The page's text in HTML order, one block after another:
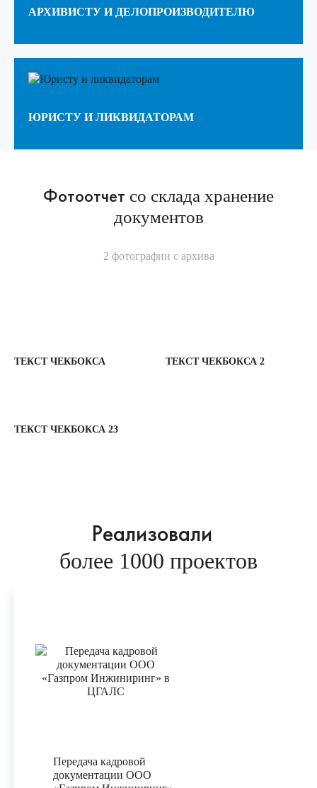
АРХИВИСТУ И ДЕЛОПРОИЗВОДИТЕЛЮ
ЮРИСТУ И ЛИКВИДАТОРАМ
Фотоотчет со склада хранение
документов
2 фотографии с архива
ТЕКСТ ЧЕКБОКСА ТЕКСТ ЧЕКБОКСА 2
ТЕКСТ ЧЕКБОКСА 23
Реализовали
более 1000 проектов
Передача кадровой
документации ООО